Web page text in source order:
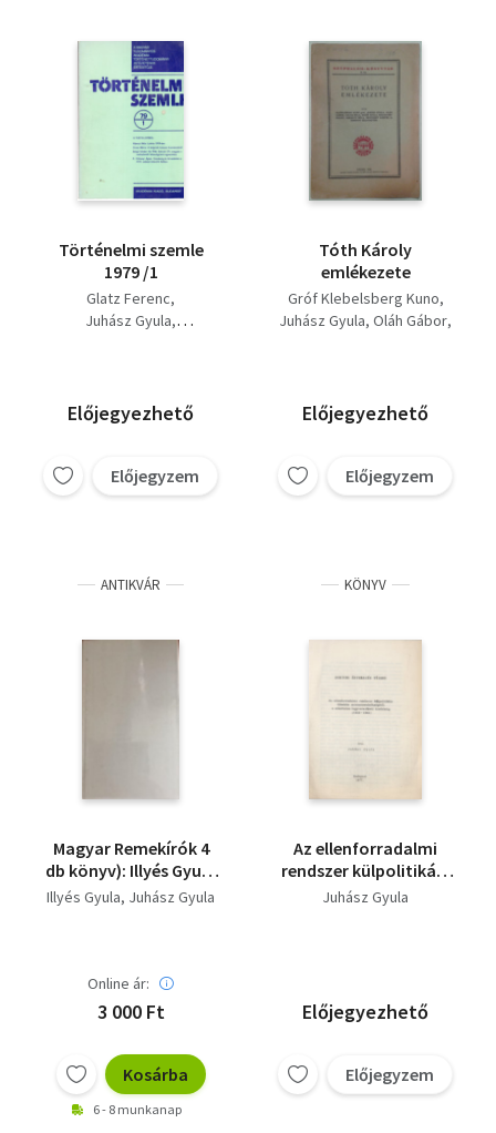
Történelmi szemle
1979 /1
Glatz Ferenc
Juhász Gyula
Előjegyezhető
Előjegyzem
Tóth Károly
emlékezete
Gróf Klebelsberg Kuno
Juhász Gyula Oláh Gábor
Előjegyezhető
Előjegyzem
ANTIKVÁR
Magyar Remekírók 4
db könyv): Illyés Gyula
művei I-III. Juhász
Illyés Gyula Juhász Gyula
Online ár:
3 000 Ft
Kosárba
6 - 8 munkanap
KÖNYV
Az ellenforradalmi
rendszer külpolitikája
Gömbös
Juhász Gyula
Előjegyezhető
Előjegyzem